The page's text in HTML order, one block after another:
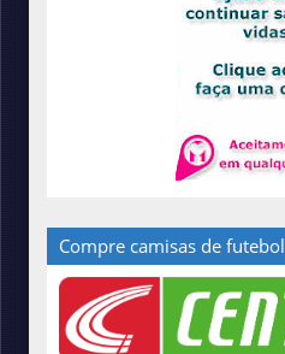
Compre camisas de futebol